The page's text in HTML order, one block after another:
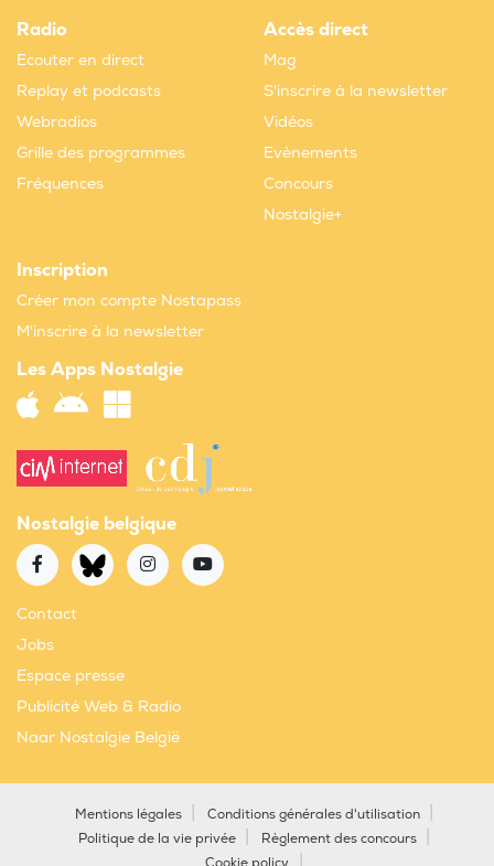
Radio
Ecouter en direct
Replay et podcasts
Webradios
Grille des programmes
Fréquences
Accès direct
Mag
S'inscrire à la newsletter
Vidéos
Evènements
Concours
Nostalgie+
Inscription
Créer mon compte Nostapass
M'inscrire à la newsletter
Les Apps Nostalgie
Nostalgie belgique
Contact
Jobs
Espace presse
Publicité Web & Radio
Naar Nostalgie België
Mentions légales
Conditions générales d'utilisation
Politique de la vie privée
Règlement des concours